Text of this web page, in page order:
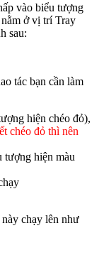
vào biểu tượng
ở vị trí Tray
sau:
tác bạn cần làm
hiện chéo đỏ),
chéo đỏ thì nên
hiện màu
chạy lên như